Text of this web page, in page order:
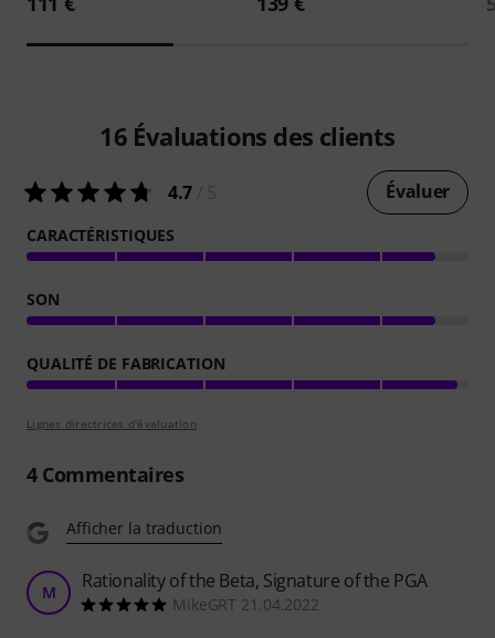
16 Évaluations des clients
4.7 Évaluer
CARACTÉRISTIQUES
SON
QUALITÉ DE FABRICATION
Lignes directrices d'évaluation
4Commentaires
Afficher la traduction
M Rationality of the Beta, Signature of the PGA
MikeGRT 21.04.2022